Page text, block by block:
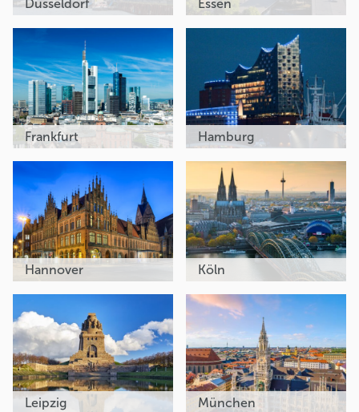
Düsseldorf Essen
Frankfurt Hamburg
Hannover Köln
Leipzig München